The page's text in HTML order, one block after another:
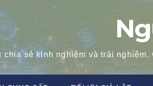
chia sẻ kinh nghiệm và trải